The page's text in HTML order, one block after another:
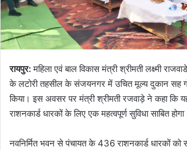
रायपुर:महिला एवं बाल विकास मंत्री श्रीमती लक्ष्मी
के लटोरी तहसील के संजयनगर में उचित मूल्य दुकान सह
किया। इस अवसर पर मंत्री श्रीमती रजवाड़े ने कहा कि
राशनकार्ड धारकों के लिए एक महत्वपूर्ण सुविधा साबित
नवनिर्मित भवन से पंचायत के 436 राशनकार्ड धारकों को